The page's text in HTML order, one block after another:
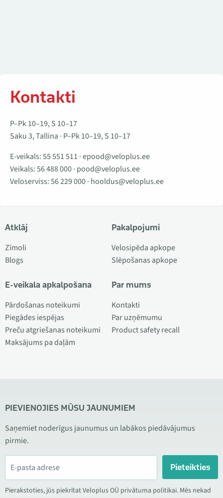
Kontakti
P–Pk 10–19, S 10–17
Saku 3, Tallina · P–Pk 10–19, S 10–17
E-veikals:55 551 511 ·epood@veloplus.ee
Veikals:56 488 000· pood@veloplus.ee
Veloserviss:56 229 000· hooldus@veloplus.ee
Atklāj
Zīmoli
Blogs
E-veikala apkalpošana
Pārdošanas noteikumi
Piegādes iespējas
Preču atgriešanas noteikumi
Maksājums pa daļām
Pakalpojumi
Velosipēda apkope
Slēpošanas apkope
Par mums
Kontakti
Par uzņēmumu
Product safety recall
PIEVIENOJIES MŪSU JAUNUMIEM
Saņemiet noderīgus jaunumus un labākos piedāvājumus
pirmie.
Pieteikties
Pierakstoties, jūs piekrītat Veloplus OÜ privātuma politikai. Mēs nekad